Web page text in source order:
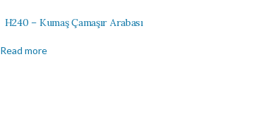
H240 – Kumaş Çamaşır Arabası
Read more